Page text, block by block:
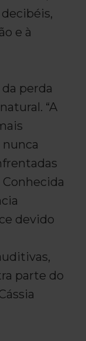
e à
perda
“A
devido
parte do